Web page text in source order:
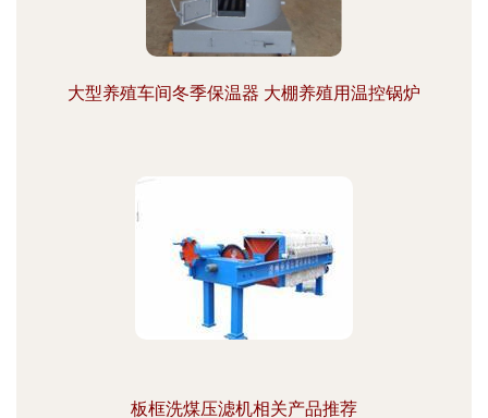
大型养殖车间冬季保温器 大棚养殖用温控锅炉
板框洗煤压滤机相关产品推荐